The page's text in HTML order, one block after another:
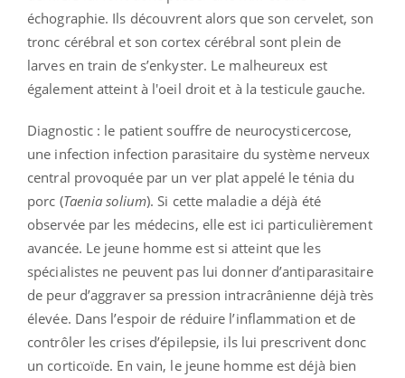
échographie. Ils découvrent alors que son cervelet, son
tronc cérébral et son cortex cérébral sont plein de
larves en train de s’enkyster. Le malheureux est
également atteint à l'oeil droit et à la testicule gauche.
Diagnostic : le patient souffre de neurocysticercose,
une infection infection parasitaire du système nerveux
central provoquée par un ver plat appelé le ténia du
porc (Taenia solium). Si cette maladie a déjà été
observée par les médecins, elle est ici particulièrement
avancée. Le jeune homme est si atteint que les
spécialistes ne peuvent pas lui donner d’antiparasitaire
de peur d’aggraver sa pression intracrânienne déjà très
élevée. Dans l’espoir de réduire l’inflammation et de
contrôler les crises d’épilepsie, ils lui prescrivent donc
un corticoïde. En vain, le jeune homme est déjà bien